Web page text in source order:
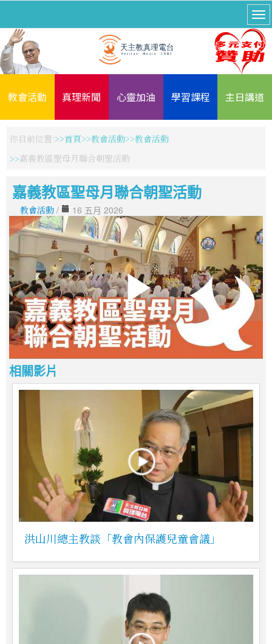
教會活動 真理新聞 心靈加油 學習課程 主日講道
你目前位置: 首頁 教會活動
教會活動
嘉義教區聖母月聯合朝聖活動
嘉義教區聖母月聯合朝聖活動
教會活動 / 16 五月 2026
相關影片
洪山川總主教談「教會內保護兒童會議」